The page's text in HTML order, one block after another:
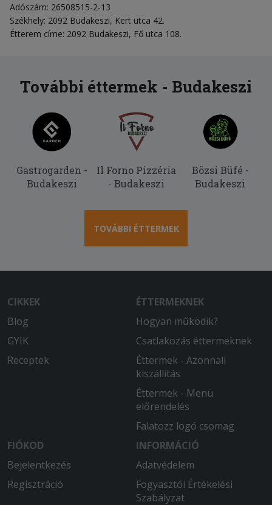
Adószám: 26508515-2-13
Székhely: 2092 Budakeszi, Kert utca 42.
Étterem címe: 2092 Budakeszi, Fő utca 108.
További éttermek - Budakeszi
Gastrogarden -
Budakeszi
Il Forno Pizzéria
- Budakeszi
Bözsi Büfé -
Budakeszi
TOVÁBBI ÉTTERMEK
CIKKEK
Blog
GYIK
Receptek
ÉTTERMEKNEK
Hogyan működik?
Csatlakozás éttermeknek
Éttermek - Azonnali
kiszállítás
Éttermek - Menü
előrendelés
Falatozz logó csomag
FIÓKOD
Bejelentkezés
Regisztráció
INFORMÁCIÓ
Adatvédelem
Fogyasztói Értékelési
Szabályzat